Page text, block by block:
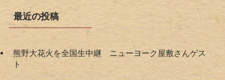
最近の投稿
熊野大花火を全国生中継 ニューヨーク屋敷さんゲス
ト